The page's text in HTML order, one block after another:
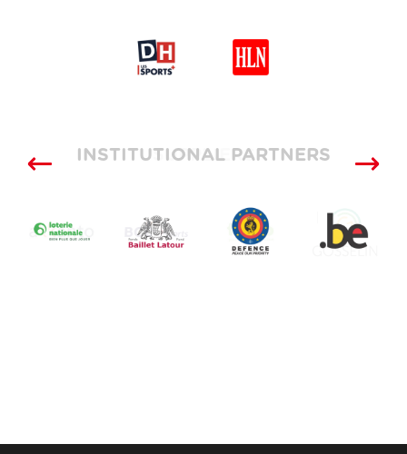
SUPPLIERS
INSTITUTIONAL PARTNERS